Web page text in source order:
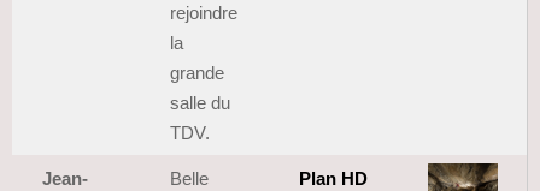
rejoindre
la
grande
salle du
TDV.
Jean-
Belle
Plan HD